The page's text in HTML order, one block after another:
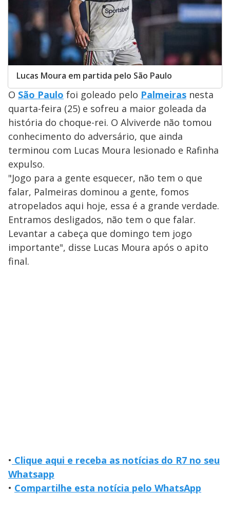
Lucas Moura em partida pelo São Paulo
O São Paulo foi goleado pelo Palmeiras nesta
quarta-feira (25) e sofreu a maior goleada da
história do choque-rei. O Alviverde não tomou
conhecimento do adversário, que ainda
terminou com Lucas Moura lesionado e Rafinha
expulso.
"Jogo para a gente esquecer, não tem o que
falar, Palmeiras dominou a gente, fomos
atropelados aqui hoje, essa é a grande verdade.
Entramos desligados, não tem o que falar.
Levantar a cabeça que domingo tem jogo
importante", disse Lucas Moura após o apito
final.
• Clique aqui e receba as notícias do R7 no seu
Whatsapp
• Compartilhe esta notícia pelo WhatsApp